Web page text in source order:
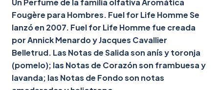
Un Perfume de la familia olfativa Aromática
Fougère para Hombres. Fuel for Life Homme Se
lanzó en 2007. Fuel for Life Homme fue creada
por Annick Menardo y Jacques Cavallier
Belletrud. Las Notas de Salida son anís y toronja
(pomelo); las Notas de Corazón son frambuesa y
lavanda; las Notas de Fondo son notas